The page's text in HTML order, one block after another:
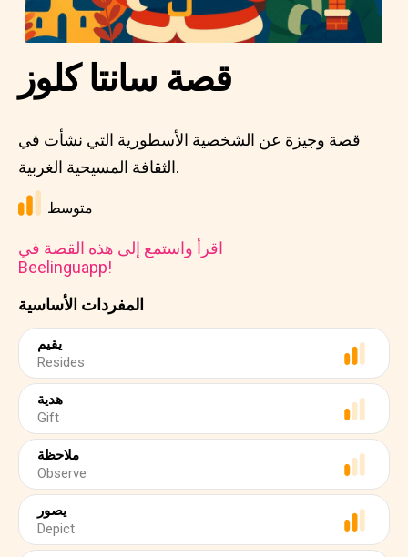
المفردات الأساسية
يقيم
Resides
هدية
Gift
ملاحظة
Observe
يصور
Depict
قصة سانتا كلوز
قصة وجيزة عن الشخصية الأسطورية التي نشأت في
الثقافة المسيحية الغربية.
متوسط
اقرأ واستمع إلى هذه القصة في
Beelinguapp!